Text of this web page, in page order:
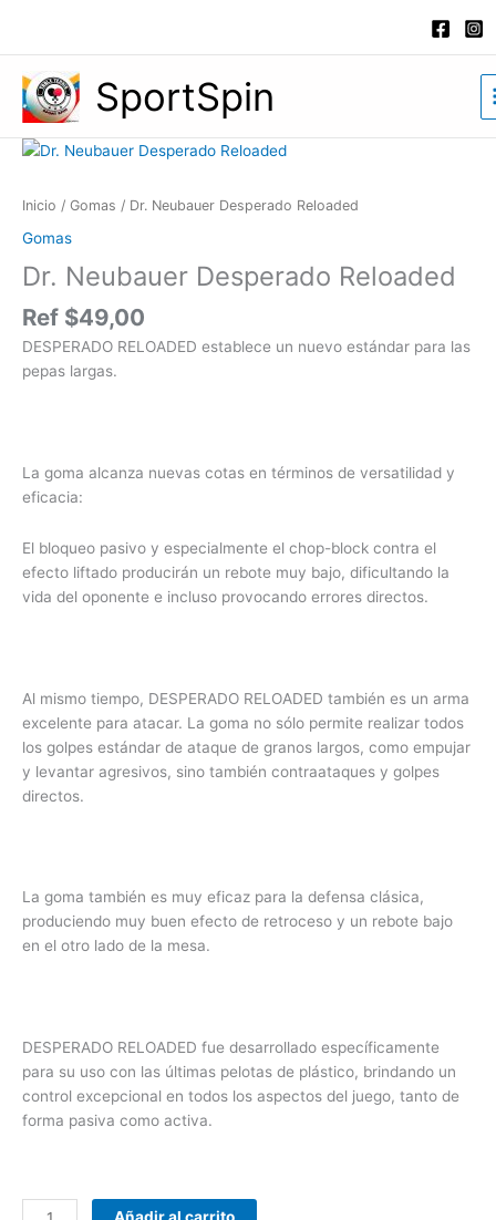
contenido
SportSpin
Inicio / Gomas / Dr. Neubauer Desperado Reloaded
Gomas
Dr. Neubauer Desperado Reloaded
Ref $49,00
DESPERADO RELOADED establece un nuevo estándar para las
pepas largas.
La goma alcanza nuevas cotas en términos de versatilidad y
eficacia:
El bloqueo pasivo y especialmente el chop-block contra el
efecto liftado producirán un rebote muy bajo, dificultando la
vida del oponente e incluso provocando errores directos.
Al mismo tiempo, DESPERADO RELOADED también es un arma
excelente para atacar. La goma no sólo permite realizar todos
los golpes estándar de ataque de granos largos, como empujar
y levantar agresivos, sino también contraataques y golpes
directos.
La goma también es muy eficaz para la defensa clásica,
produciendo muy buen efecto de retroceso y un rebote bajo
en el otro lado de la mesa.
DESPERADO RELOADED fue desarrollado específicamente
para su uso con las últimas pelotas de plástico, brindando un
control excepcional en todos los aspectos del juego, tanto de
forma pasiva como activa.
Dr.
Desperado
cantidad